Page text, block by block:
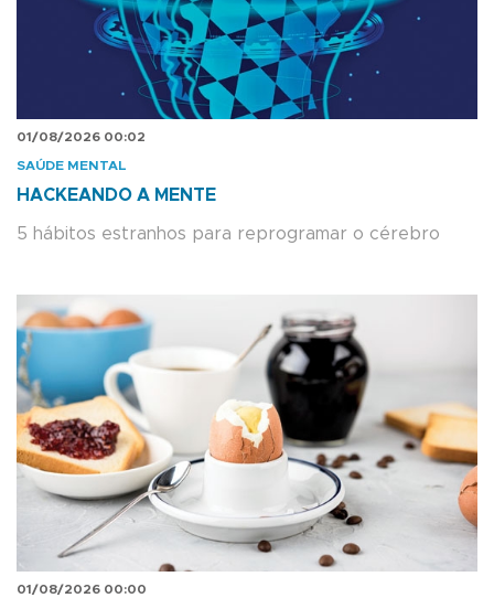
01/08/2026 00:02
SAÚDE MENTAL
HACKEANDO A MENTE
5 hábitos estranhos para reprogramar o cérebro
01/08/2026 00:00